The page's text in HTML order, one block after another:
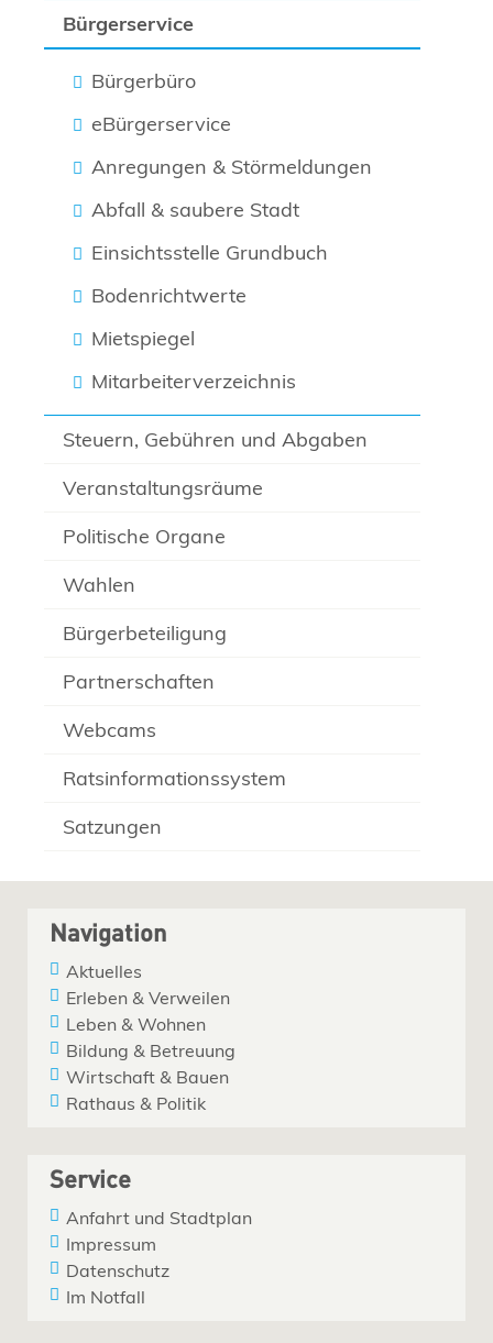
Bürgerservice
Bürgerbüro
eBürgerservice
Anregungen & Störmeldungen
Abfall & saubere Stadt
Einsichtsstelle Grundbuch
Bodenrichtwerte
Mietspiegel
Mitarbeiterverzeichnis
Steuern, Gebühren und Abgaben
Veranstaltungsräume
Politische Organe
Wahlen
Bürgerbeteiligung
Partnerschaften
Webcams
Ratsinformationssystem
Satzungen
Navigation
Aktuelles
Erleben & Verweilen
Leben & Wohnen
Bildung & Betreuung
Wirtschaft & Bauen
Rathaus & Politik
Service
Anfahrt und Stadtplan
Impressum
Datenschutz
Im Notfall